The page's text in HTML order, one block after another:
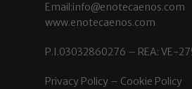
Email:info@enotecaenos.com
www.enotecaenos.com
P.I.03032860276 – REA: VE-
Privacy Policy – Cookie Policy